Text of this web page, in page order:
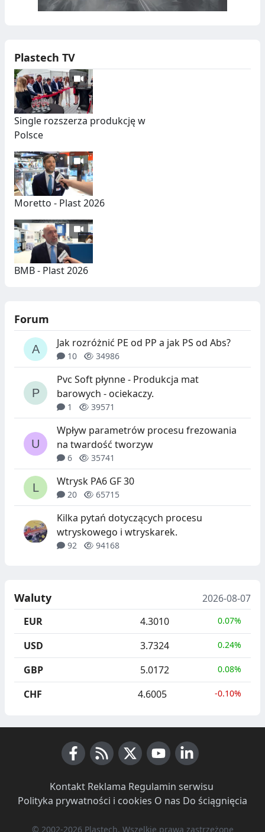
Plastech TV
Single rozszerza produkcję w
Polsce
Moretto - Plast 2026
BMB - Plast 2026
Forum
Jak rozróżnić PE od PP a jak PS od Abs?
10 34986
Pvc Soft płynne - Produkcja mat
barowych - ociekaczy.
1 39571
Wpływ parametrów procesu frezowania
na twardość tworzyw
6 35741
Wtrysk PA6 GF 30
20 65715
Kilka pytań dotyczących procesu
wtryskowego i wtryskarek.
92 94168
Waluty
2026-08-07
EUR
4.3010 0.07%
USD 3.7324 0.24%
GBP 5.0172 0.08%
CHF 4.6005 -0.10%
Kontakt· Reklama Regulamin serwisu
Polityka prywatności i cookies O nas Do ściągnięcia
© 2002-2026 Plastech, Wszelkie prawa zastrzeżone